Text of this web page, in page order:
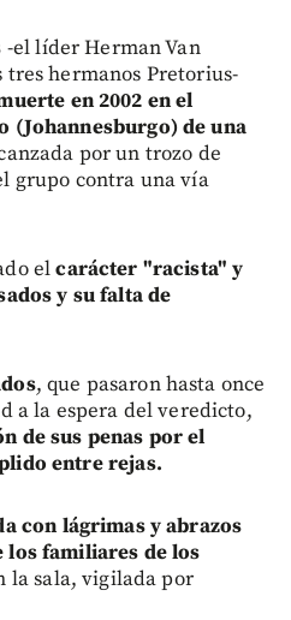
-el líder Herman Van
tres hermanos Pretorius-
en 2002 en el
(Johannesburgo) de una
por un trozo de
grupo contra una vía
elcarácter "racista" y
y su falta de
, que pasaron hasta once
a la espera del veredicto,
de sus penas por el
entre rejas.
con lágrimas y abrazos
los familiares de los
la sala, vigilada por